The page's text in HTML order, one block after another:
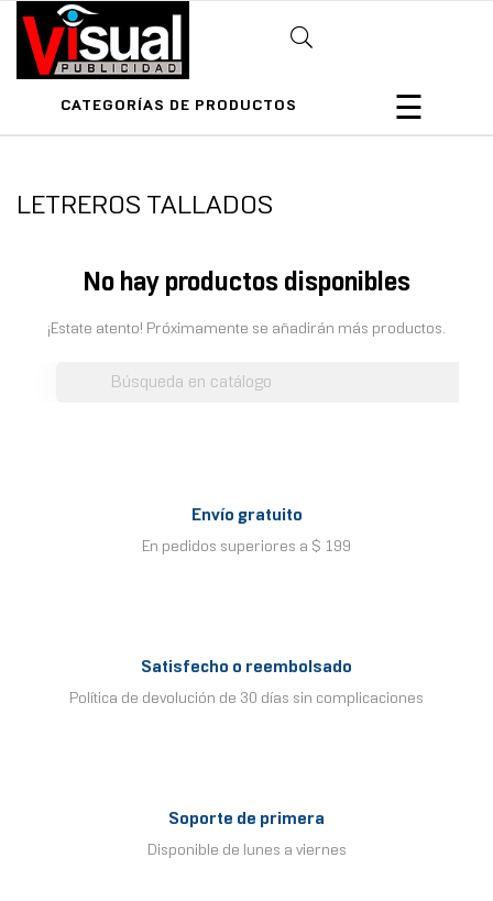
CATEGORÍAS DE PRODUCTOS ☰
LETREROS TALLADOS
No hay productos disponibles
¡Estate atento! Próximamente se añadirán más productos.
Envío gratuito
En pedidos superiores a $ 199
Satisfecho o reembolsado
Política de devolución de 30 días sin complicaciones
Soporte de primera
Disponible de lunes a viernes